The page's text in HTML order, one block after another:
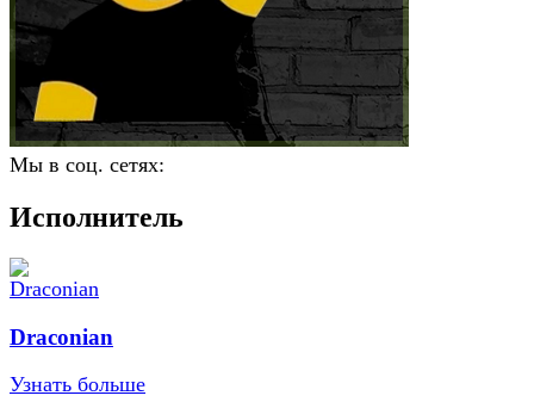
Мы в соц. сетях:
Исполнитель
Draconian
Узнать больше